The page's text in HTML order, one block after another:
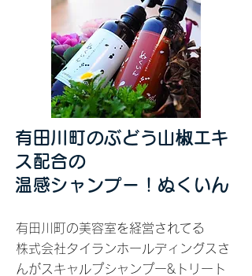
有田川町のぶどう山椒エキ
ス配合の
温感シャンプー！ぬくいん
有田川町の美容室を経営されてる
株式会社タイランホールディングスさ
んがスキャルプシャンプー&トリート